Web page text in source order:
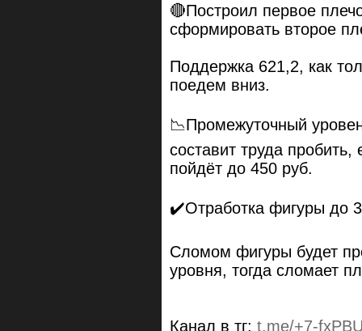
🔴Построил первое
сформировать второе
Поддержка 621,2, как
поедем вниз.
📉Промежуточный
составит труда
пойдёт до 450 руб.
✔️Отработка фигуры до
Сломом фигуры будет
уровня, тогда сломает
Канал в тг: t.me/+7-